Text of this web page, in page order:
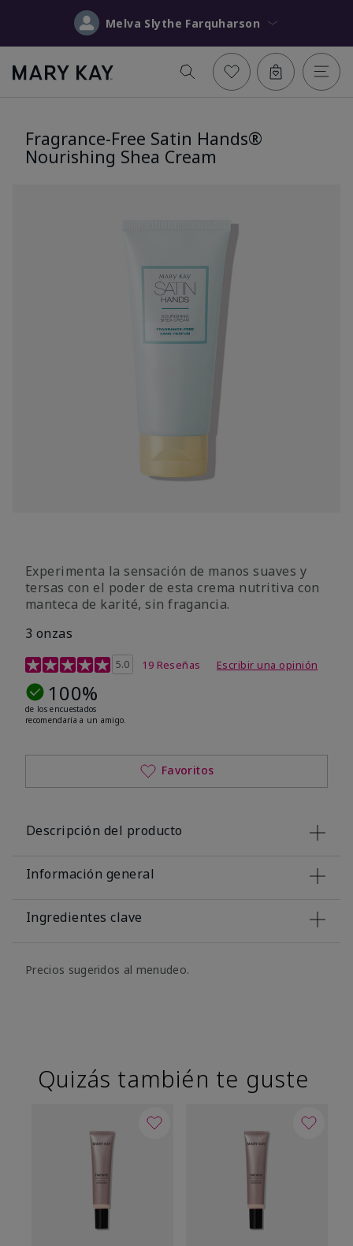
Melva Slythe Farquharson
Fragrance-Free Satin Hands®
Nourishing Shea Cream
Experimenta la sensación de manos suaves y
tersas con el poder de esta crema nutritiva con
manteca de karité, sin fragancia.
3 onzas
Calificación de clientes de 5 de 5
5.0 19 Reseñas Escribir una opinión
100%
de los encuestados
recomendaría a un amigo.
Favoritos
Descripción del producto
Información general
Ingredientes clave
Precios sugeridos al menudeo.
Quizás también te guste